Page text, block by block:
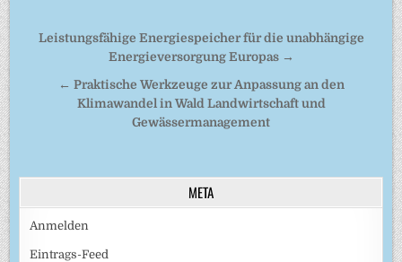
Beitragsnavigation
Leistungsfähige Energiespeicher für die unabhängige
Energieversorgung Europas →
← Praktische Werkzeuge zur Anpassung an den
Klimawandel in Wald Landwirtschaft und
Gewässermanagement
META
Anmelden
Eintrags-Feed